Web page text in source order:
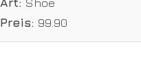
Preis: 99.90